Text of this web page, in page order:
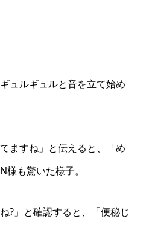
ュルギュルと音を立て始め
ますね」と伝えると、「め
も驚いた様子。
?」と確認すると、「便秘じ